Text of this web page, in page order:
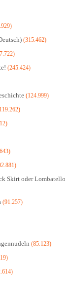
(315.462)
(245.424)
(124.999)
Skirt oder Lombatello
(91.257)
(85.123)